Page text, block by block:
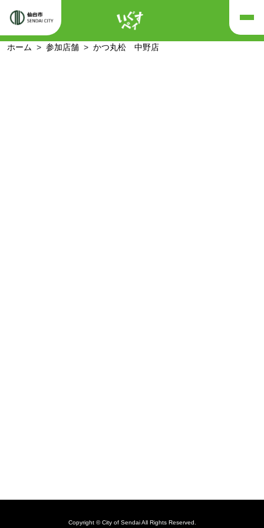
ホーム 参加店舗 かつ丸松 中野店
Copyright © City of Sendai All Rights Reserved.